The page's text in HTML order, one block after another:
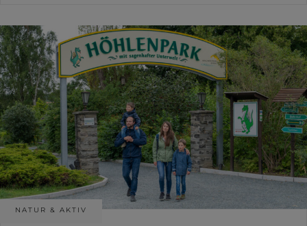
NATUR & AKTIV